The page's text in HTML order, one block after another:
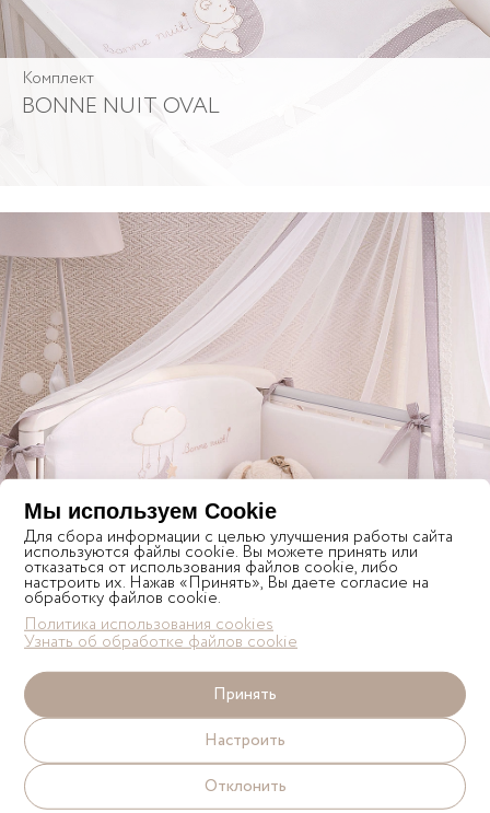
Комплект
BONNE NUIT OVAL
Комплект
BONNE NUIT
Мы используем Cookie
Для сбора информации с целью улучшения работы сайта
используются файлы cookie. Вы можете принять или
отказаться от использования файлов cookie, либо
настроить их. Нажав «Принять», Вы даете согласие на
обработку файлов cookie.
Политика использования cookies
Узнать об обработке файлов cookie
Принять
Настроить
Отклонить